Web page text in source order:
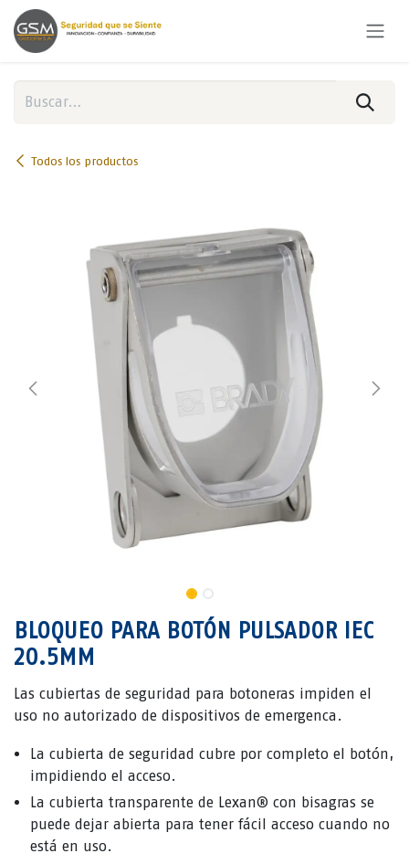
Ir al contenido
Todos los productos
BLOQUEO PARA BOTÓN PULSADOR IEC
20.5MM
Las cubiertas de seguridad para botoneras impiden el
uso no autorizado de dispositivos de emergenca.
La cubierta de seguridad cubre por completo el botón,
impidiendo el acceso.
La cubierta transparente de Lexan® con bisagras se
puede dejar abierta para tener fácil acceso cuando no
está en uso.